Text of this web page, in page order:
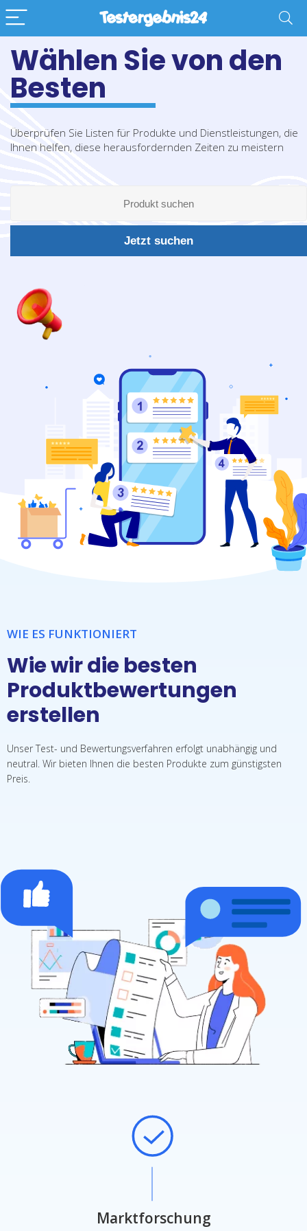
Wählen Sie von den
Besten
Überprüfen Sie Listen für Produkte und Dienstleistungen, die
Ihnen helfen, diese herausfordernden Zeiten zu meistern
Jetzt suchen
WIE ES FUNKTIONIERT
Wie wir die besten
Produktbewertungen​
erstellen
Unser Test- und Bewertungsverfahren erfolgt unabhängig und
neutral. Wir bieten Ihnen die besten Produkte zum günstigsten
Preis.
Marktforschung